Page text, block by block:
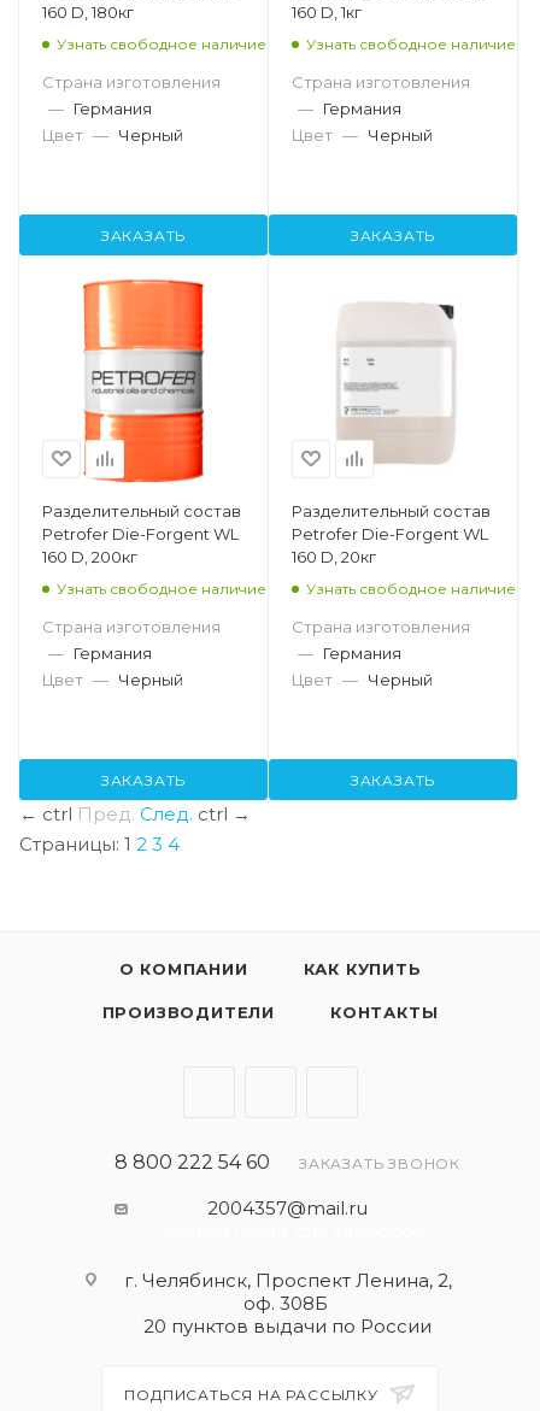
160 D, 180кг
Узнать свободное наличие
Страна изготовления
— Германия
Цвет — Черный
ЗАКАЗАТЬ
160 D, 1кг
Узнать свободное наличие
Страна изготовления
— Германия
Цвет — Черный
ЗАКАЗАТЬ
Разделительный состав
Petrofer Die-Forgent WL
160 D, 200кг
Узнать свободное наличие
Страна изготовления
— Германия
Цвет — Черный
ЗАКАЗАТЬ
Разделительный состав
Petrofer Die-Forgent WL
160 D, 20кг
Узнать свободное наличие
Страна изготовления
— Германия
Цвет — Черный
ЗАКАЗАТЬ
← ctrl Пред. След. ctrl →
Страницы: 1 2 3 4
О КОМПАНИИ КАК КУПИТЬ
ПРОИЗВОДИТЕЛИ КОНТАКТЫ
8 800 222 54 60 ЗАКАЗАТЬ ЗВОНОК
2004357@mail.ru
г. Челябинск, Проспект Ленина, 2,
оф. 308Б
20 пунктов выдачи по России
ПОДПИСАТЬСЯ НА РАССЫЛКУ